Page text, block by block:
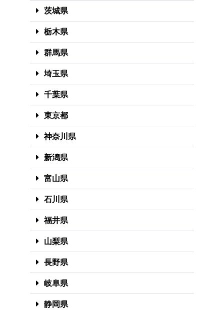
茨城県
栃木県
群馬県
埼玉県
千葉県
東京都
神奈川県
新潟県
富山県
石川県
福井県
山梨県
長野県
岐阜県
静岡県